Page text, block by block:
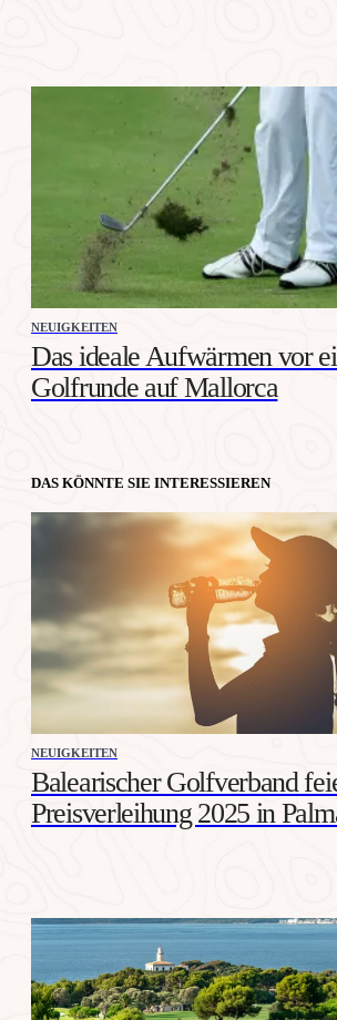
NEUIGKEITEN
Das ideale Aufwärmen vor
Golfrunde auf Mallorca
DAS KÖNNTE SIE INTERESSIEREN
NEUIGKEITEN
Balearischer Golfverband
Preisverleihung 2025 in